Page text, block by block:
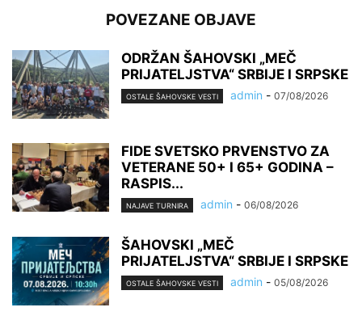
POVEZANE OBJAVE
ODRŽAN ŠAHOVSKI „MEČ
PRIJATELJSTVA“ SRBIJE I SRPSKE
OSTALE ŠAHOVSKE VESTI admin - 07/08/2026
FIDE SVETSKO PRVENSTVO ZA
VETERANE 50+ I 65+ GODINA –
RASPIS...
NAJAVE TURNIRA admin - 06/08/2026
ŠAHOVSKI „MEČ
PRIJATELJSTVA“ SRBIJE I SRPSKE
OSTALE ŠAHOVSKE VESTI admin - 05/08/2026